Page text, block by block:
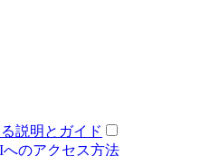
説明とガイド
へのアクセス方法